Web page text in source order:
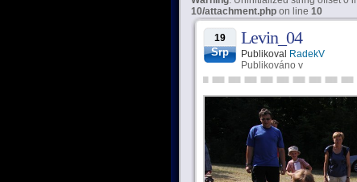
10/attachment.php on line 10
19
Srp
Levin_04
Publikoval RadekV
Publikováno v